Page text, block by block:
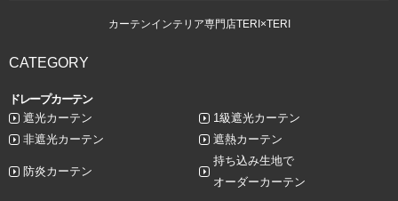
カーテンインテリア専門店TERI×TERI
CATEGORY
ドレープカーテン
遮光カーテン
1級遮光カーテン
非遮光カーテン
遮熱カーテン
防炎カーテン
持ち込み生地で
オーダーカーテン